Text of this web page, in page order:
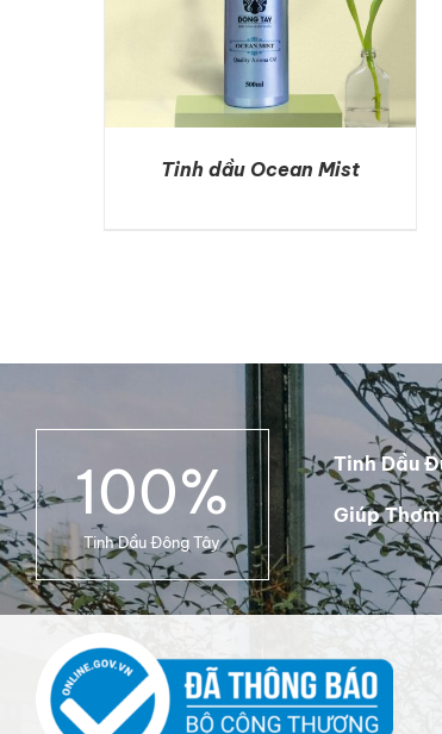
Tinh dầu Ocean Mist
100%
Tinh Dầu Đông Tây
Tinh Dầu
Giúp